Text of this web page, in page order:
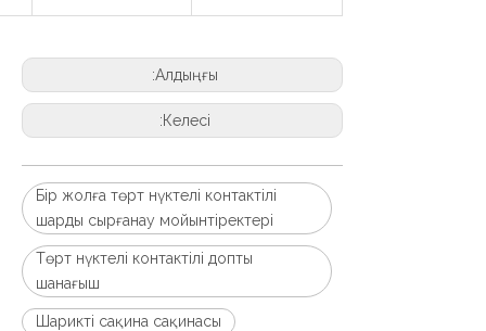
Алдыңғы:
Келесі:
Бір жолға төрт нүктелі контактілі
шарды сырғанау мойынтіректері
Төрт нүктелі контактілі допты
шанағыш
Шарикті сақина сақинасы